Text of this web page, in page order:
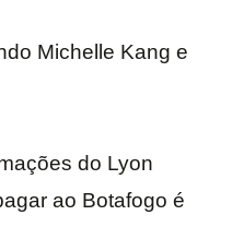
Michelle Kang e
do Lyon
ao Botafogo é